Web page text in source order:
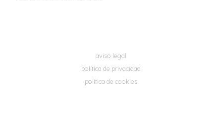
aviso legal
política de privacidad
política de cookies